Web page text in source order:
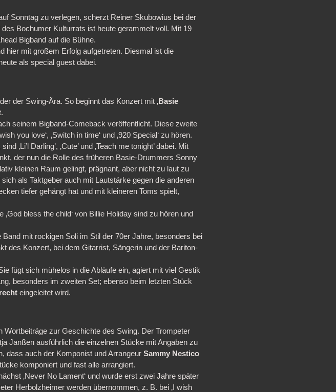
Sonntag zu verlegen, scherzt Reiner Skubowius bei der
Bochumer Kulturrats ist heute gerammelt voll. Mit 19
Bigband auf die Bühne.
hier mit großem Erfolg aufgetreten. Diesmal ist die
als special guest dabei.
der Swing-Ära. So beginnt das Konzert mit ‚Basie
seinem Bigband-Comeback veröffentlicht. Diese zweite
you love‘, ‚Switch in time‘ und ‚920 Special‘ zu hören.
‚Li’l Darling’, ‚Cute’ und ‚Teach me tonight’ dabei. Mit
der nun die Rolle des früheren Basie-Drummers Sonny
kleinen Raum gelingt, prägnant, aber nicht zu laut zu
als Taktgeber auch mit Lautstärke gegen die anderen
tiefer gehängt hat und mit kleineren Toms spielt,
bless the child‘ von Billie Holiday sind zu hören und
mit rockigen Soli im Stil der 70er Jahre, besonders bei
des Konzert, bei dem Gitarrist, Sängerin und der Bariton-
fügt sich mühelos in die Abläufe ein, agiert mit viel Gestik
besonders im zweiten Set; ebenso beim letzten Stück
eingeleitet wird.
zur Geschichte des Swing. Der Trompeter
Janßen ausführlich die einzelnen Stücke mit Angaben zu
dass auch der Komponist und ArrangeurSammy Nestico
komponiert und fast alle arrangiert.
‚Never No Lament‘ und wurde erst zwei Jahre später
Herbolzheimer werden übernommen, z. B. bei ‚I wish